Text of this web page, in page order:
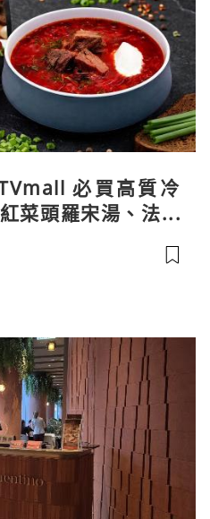
必買高質冷
菜頭羅宋湯、法式
蛋白骨頭湯全攻略